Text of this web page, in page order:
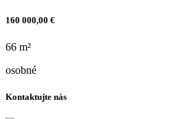
160 000,00 €
66 m²
osobné
Kontaktujte nás